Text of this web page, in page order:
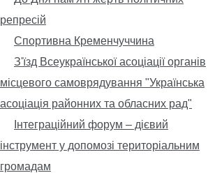
репресій
Спортивна Кременчуччина
З'їзд Всеукраїнської асоціації органів
місцевого самоврядування "Українська
асоціація районних та обласних рад"
Інтеграційний форум – дієвий
інструмент у допомозі територіальним
громадам